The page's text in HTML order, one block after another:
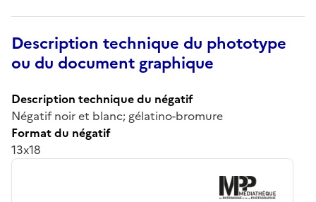
Description technique du phototype
ou du document graphique
Description technique du négatif
Négatif noir et blanc; gélatino-bromure
Format du négatif
13x18